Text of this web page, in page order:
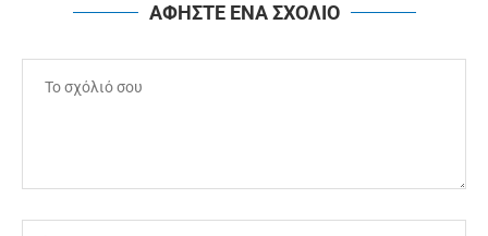
ΑΦΗΣΤΕ ΕΝΑ ΣΧΟΛΙΟ